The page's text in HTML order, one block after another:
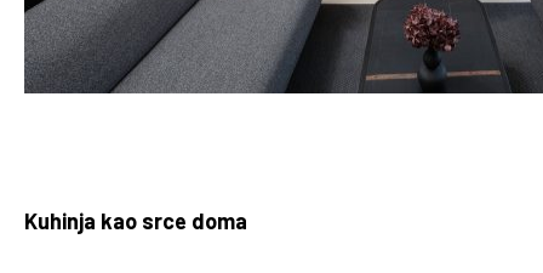
Kuhinja kao srce doma